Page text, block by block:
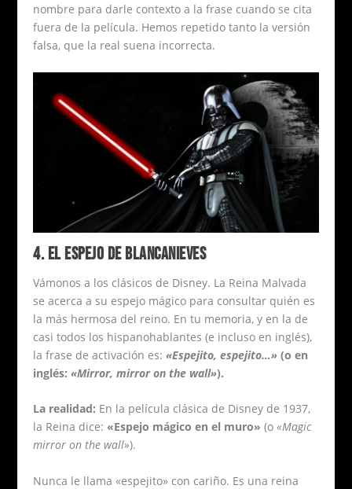
nombre para darle contexto a la frase cuando se cita
fuera de la película. Hemos repetido tanto la versión
falsa, que la real suena incorrecta.
4. EL ESPEJO DE BLANCANIEVES
Vámonos a los clásicos de Disney. La Reina Malvada
se acerca a su espejo mágico para consultar quién es
la más hermosa del reino. En tu memoria, y en la de
casi todos los hispanohablantes (e incluso en inglés),
la frase de activación es:«Espejito, espejito…» (o en
inglés:«Mirror, mirror on the wall»).
La realidad: En la película clásica de Disney de 1937,
la Reina dice: «Espejo mágico en el muro» (o«Magic
mirror on the wall»).
Nunca le llama «espejito» con cariño. Es una reina